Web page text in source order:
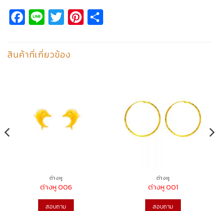
Facebook
LineTwitterPinterest
สินค้าที่เกี่ยวข้อง
ต่างหู
ต่างหู 006
สอบถาม
ต่างหู
ต่างหู 001
สอบถาม